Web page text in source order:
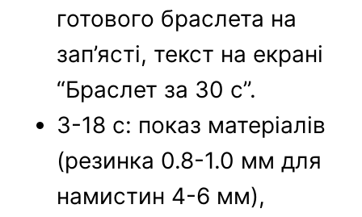
готового браслета на
зап’ясті, текст на екрані
“Браслет за 30 с”.
3-18 с: показ матеріалів
(резинка 0.8-1.0 мм для
намистин 4-6 мм),